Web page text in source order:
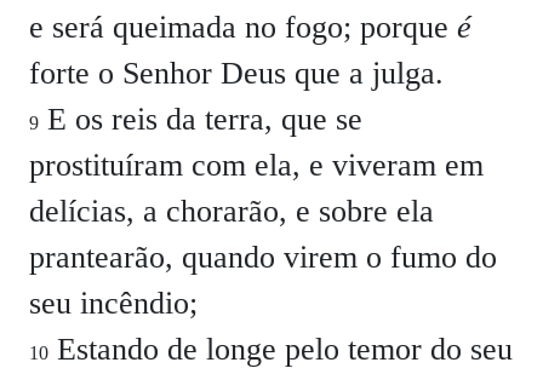
e será queimada no fogo; porque é
forte o Senhor Deus que a julga.
9 E os reis da terra, que se
prostituíram com ela, e viveram em
delícias, a chorarão, e sobre ela
prantearão, quando virem o fumo do
seu incêndio;
10 Estando de longe pelo temor do seu